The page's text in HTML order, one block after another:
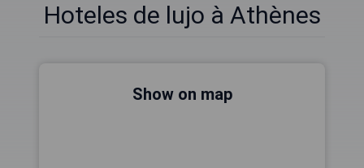
Hoteles de lujo à Athènes
Show on map